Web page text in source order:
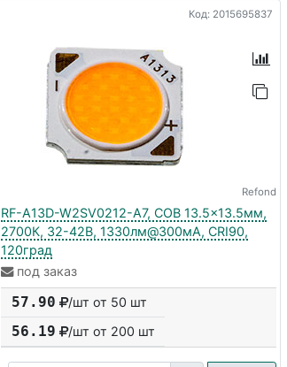
Код: 2015695837
Refond
RF-A13D-W2SV0212-A7, COB 13.5x13.5мм,
2700К, 32-42В, 1330лм@300мА, CRI90,
120град
под заказ
57.90 /шт от 50 шт
56.19 /шт от 200 шт